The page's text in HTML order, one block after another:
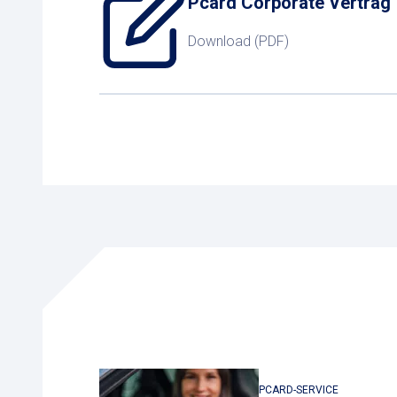
Download (PDF)
PCARD-SERVICE